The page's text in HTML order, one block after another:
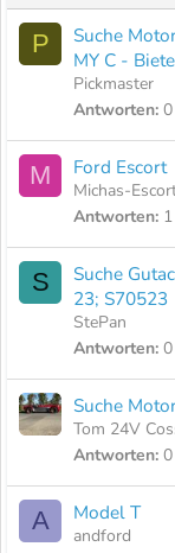
P
Suche
MY C -
Pickmaster
Antworten 0
M Ford Escort
Michas-
Antworten 1
S
Suche
23; S70523
StePan
Antworten 0
Suche
Tom 24V
Antworten 0
A Model T
andford